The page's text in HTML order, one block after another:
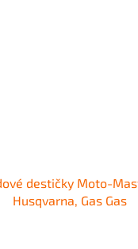
destičky Moto-
Husqvarna, Gas Gas